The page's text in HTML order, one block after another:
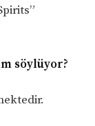
söylüyor?